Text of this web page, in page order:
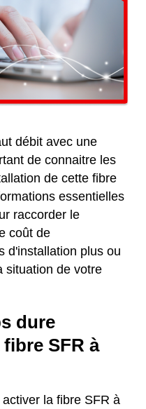
débit avec une
de connaitre les
de cette fibre
essentielles
raccorder le
coût de
d'installation plus ou
situation de votre
dure
SFR à
la fibre SFR à